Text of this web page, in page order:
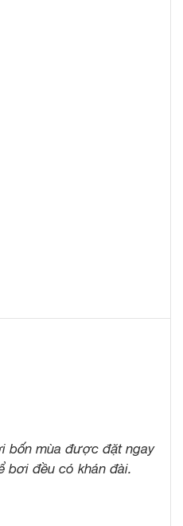
bốn mùa được đặt ngay
bơi đều có khán đài.